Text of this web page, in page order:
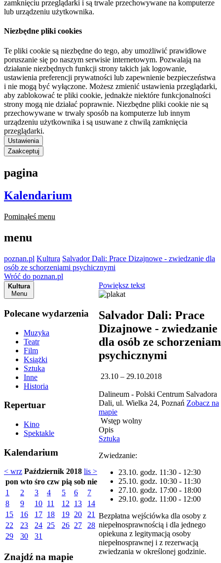
zamknięciu przeglądarki i są trwale przechowywane na komputerze
lub urządzeniu użytkownika.
Niezbędne pliki cookies
Te pliki cookie są niezbędne do tego, aby umożliwić prawidłowe
poruszanie się po naszym serwisie internetowym. Pozwalają na
działanie niezbędnych funkcji strony takich jak logowanie,
ustawienia preferencji prywatności lub zapewnienie bezpieczeństwa
i nie mogą być wyłączone. Możesz zmienić ustawienia przeglądarki,
aby zablokować te pliki cookie, jednakże niektóre funkcjonalności
strony mogą nie działać poprawnie. Niezbędne pliki cookie nie są
przechowywane w trwały sposób na komputerze lub innym
urządzeniu użytkownika i są usuwane z chwilą zamknięcia
przeglądarki.
Ustawienia
Zaakceptuj
pagina
Kalendarium
Pominąłeś menu
menu
poznan.pl Kultura Salvador Dali: Prace Dizajnowe - zwiedzanie dla
osób ze schorzeniami psychicznymi
Wróć do poznan.pl
Kultura
Menu
Polecane wydarzenia
Muzyka
Teatr
Film
Książki
Sztuka
Inne
Historia
Repertuar
Kino
Spektakle
Kalendarium
< wrz Październik 2018 lis >
pon wto śro czw pią sob nie
1
2 3 4 5 6
7
8
9 10 11 12 13
14
15
16 17 18 19 20
21
22
23 24 25 26 27
28
29
30 31
Znajdź na mapie
Powiększ tekst
Salvador Dali: Prace
Dizajnowe - zwiedzanie
dla osób ze
psychicznymi
23.10 – 29.10.2018
Dalineum - Polski Centrum Salvadora
Dali, ul. Wielka 24, Poznań Zobacz na
mapie
Wstęp wolny
Opis
Sztuka
Zwiedzanie:
23.10. godz. 11:30 - 12:30
25.10. godz. 10:30 - 11:30
27.10. godz. 17:00 - 18:00
29.10. godz. 11:00 - 12:00
Bezpłatna wejściówka dla osoby z
niepełnosprawnością i dla jednego
opiekuna z legitymacją osoby
niepełnosprawnej i z rezerwacją
zwiedzania w określonej godzinie.